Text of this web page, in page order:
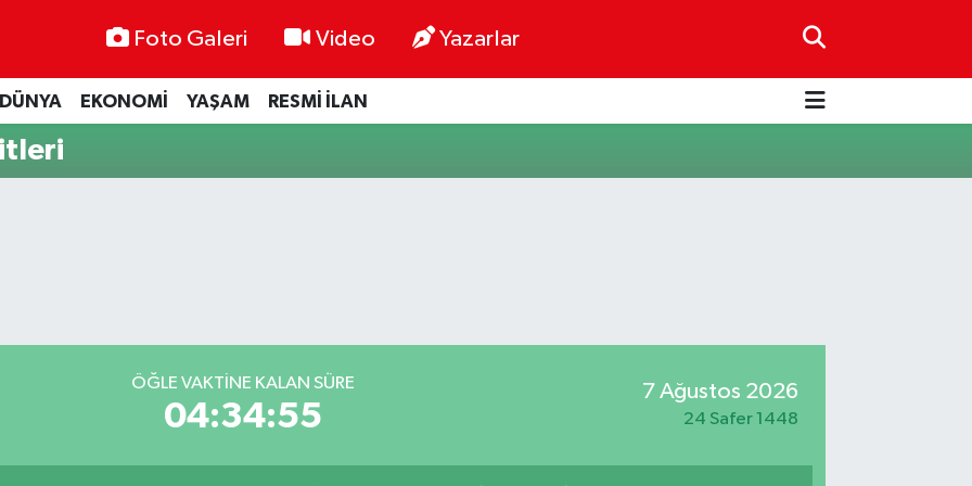
Foto Galeri Video Yazarlar
DÜNYA EKONOMİ YAŞAM RESMİ İLAN
ÖĞLE VAKTINE KALAN SÜRE
04:34:54
7 Ağustos 2026
24 Safer 1448